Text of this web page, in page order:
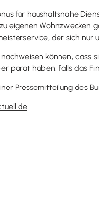
für haushaltsnahe
eigenen Wohnzwecken
der sich
können, dass
parat haben, falls das
Pressemitteilung des